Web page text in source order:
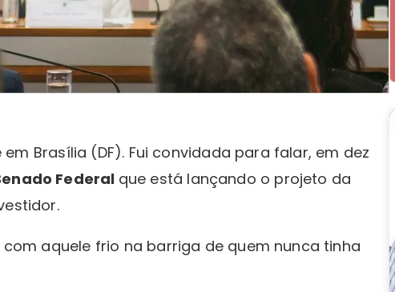
Brasília (DF). Fui convidada para falar, em dez
Federal que está lançando o projeto da
aquele frio na barriga de quem nunca tinha